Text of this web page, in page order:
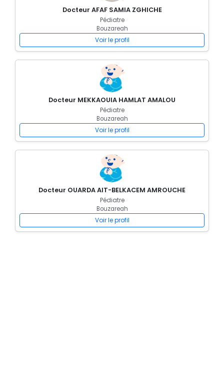
Docteur AFAF SAMIA ZGHICHE
Pédiatre
Bouzareah
Voir le profil
Docteur MEKKAOUIA HAMLAT AMALOU
Pédiatre
Bouzareah
Voir le profil
Docteur OUARDA AIT-BELKACEM AMROUCHE
Pédiatre
Bouzareah
Voir le profil